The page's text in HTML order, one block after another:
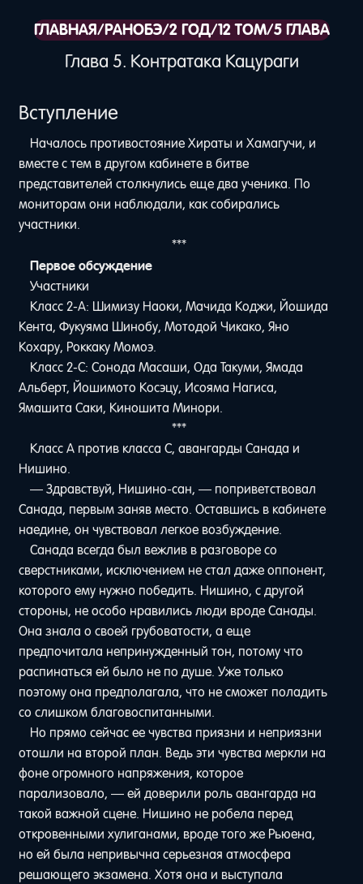
ГЛАВНАЯ/РАНОБЭ/2 ГОД/12 ТОМ/5 ГЛАВА
Глава 5. Контратака Кацураги
Вступление
Началось противостояние Хираты и Хамагучи, и
вместе с тем в другом кабинете в битве
представителей столкнулись еще два ученика. По
мониторам они наблюдали, как собирались
участники.
***
Первое обсуждение
Участники
Класс 2-A: Шимизу Наоки, Мачида Коджи, Йошида
Кента, Фукуяма Шинобу, Мотодой Чикако, Яно
Кохару, Роккаку Момоэ.
Класс 2-C: Сонода Масаши, Ода Такуми, Ямада
Альберт, Йошимото Косэцу, Исояма Нагиса,
Ямашита Саки, Киношита Минори.
***
Класс A против класса C, авангарды Санада и
Нишино.
— Здравствуй, Нишино-сан, — поприветствовал
Санада, первым заняв место. Оставшись в кабинете
наедине, он чувствовал легкое возбуждение.
Санада всегда был вежлив в разговоре со
сверстниками, исключением не стал даже оппонент,
которого ему нужно победить. Нишино, с другой
стороны, не особо нравились люди вроде Санады.
Она знала о своей грубоватости, а еще
предпочитала непринужденный тон, потому что
распинаться ей было не по душе. Уже только
поэтому она предполагала, что не сможет поладить
со слишком благовоспитанными.
Но прямо сейчас ее чувства приязни и неприязни
отошли на второй план. Ведь эти чувства меркли на
фоне огромного напряжения, которое
парализовало, — ей доверили роль авангарда на
такой важной сцене. Нишино не робела перед
откровенными хулиганами, вроде того же Рьюена,
но ей была непривычна серьезная атмосфера
решающего экзамена. Хотя она и выступала